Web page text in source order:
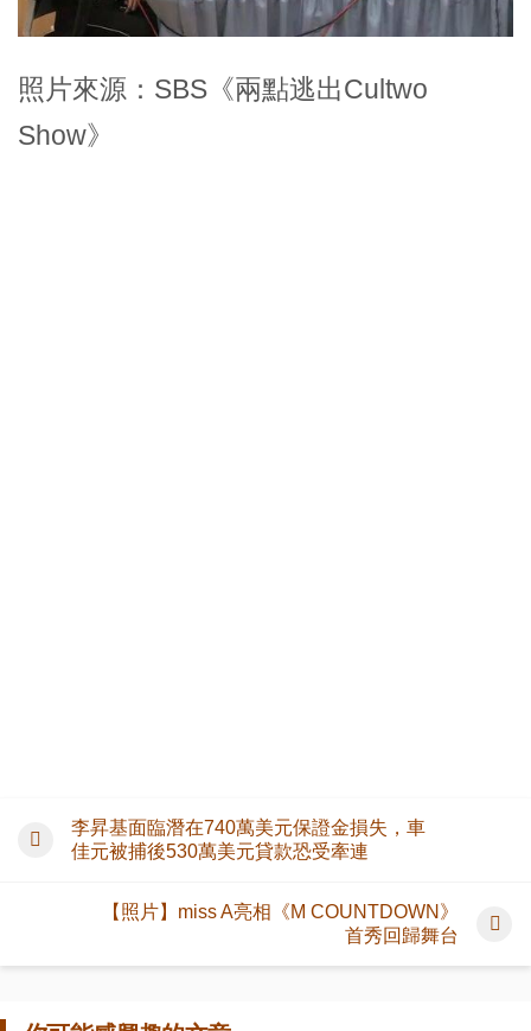
照片來源：SBS《兩點逃出Cultwo
Show》
李昇基面臨潛在740萬美元保證金損失，車
佳元被捕後530萬美元貸款恐受牽連
【照片】miss A亮相《M COUNTDOWN》
首秀回歸舞台